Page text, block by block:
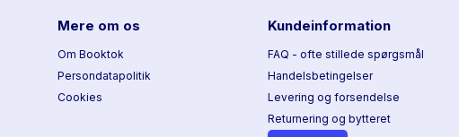
Mere om os
Om Booktok
Persondatapolitik
Cookies
Kundeinformation
FAQ - ofte stillede spørgsmål
Handelsbetingelser
Levering og forsendelse
Returnering og bytteret